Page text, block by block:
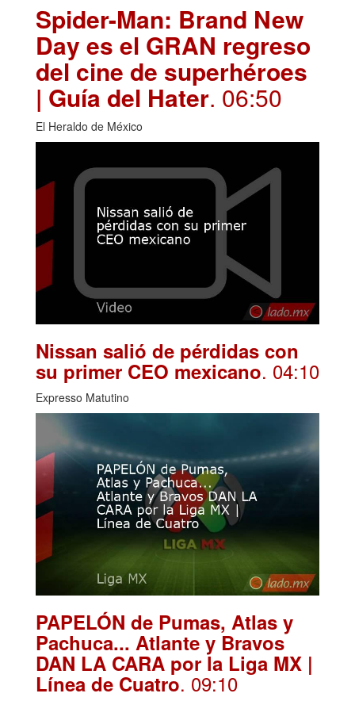
Spider-Man: Brand New
Day es el GRAN regreso
del cine de superhéroes
| Guía del Hater. 06:50
El Heraldo de México
Nissan salió de pérdidas con
su primer CEO mexicano. 04:10
Expresso Matutino
PAPELÓN de Pumas, Atlas y
Pachuca... Atlante y Bravos
DAN LA CARA por la Liga MX |
Línea de Cuatro. 09:10